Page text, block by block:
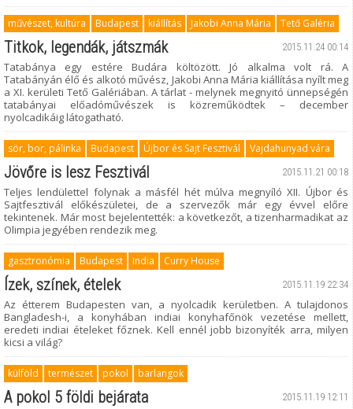
művészet, kultúra Budapest kiállítás Jakobi Anna Mária Tető Galéria
2015.11.24 00:14
Titkok, legendák, játszmák
Tatabánya egy estére Budára költözött. Jó alkalma volt rá. A
Tatabányán élő és alkotó művész, Jakobi Anna Mária kiállítása nyílt meg
a XI. kerületi Tető Galériában. A tárlat - melynek megnyitó ünnepségén
tatabányai előadóművészek is közreműködtek – december
nyolcadikáig látogatható.
sör, bor, pálinka Budapest Újbor és Sajt Fesztivál Vajdahunyad vára
2015.11.21 00:18
Jövőre is lesz Fesztivál
Teljes lendülettel folynak a másfél hét múlva megnyíló XII. Újbor és
Sajtfesztivál előkészületei, de a szervezők már egy évvel előre
tekintenek. Már most bejelentették: a következőt, a tizenharmadikat az
Olimpia jegyében rendezik meg.
gasztronómia Budapest India Curry House
2015.11.19 22:34
Ízek, színek, ételek
Az étterem Budapesten van, a nyolcadik kerületben. A tulajdonos
Bangladesh-i, a konyhában indiai konyhafőnök vezetése mellett,
eredeti indiai ételeket főznek. Kell ennél jobb bizonyíték arra, milyen
kicsi a világ?
külföld természet pokol barlangok
2015.11.19 12:11
A pokol 5 földi bejárata